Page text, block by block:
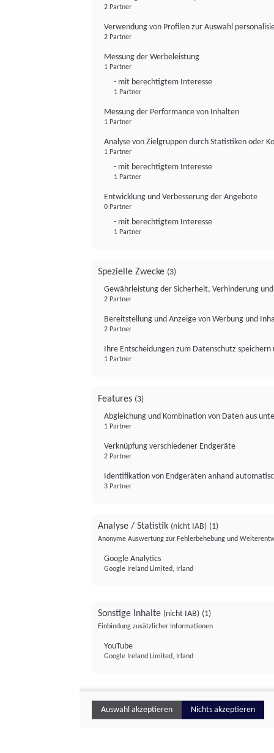
2 Partner
Verwendung von Profilen zur Auswahl
2 Partner
Messung der Werbeleistung
1 Partner
- mit berechtigtem Interesse
1 Partner
Messung der Performance von Inhalten
1 Partner
Analyse von Zielgruppen durch Statistiken oder
1 Partner
- mit berechtigtem Interesse
1 Partner
Entwicklung und Verbesserung der Angebote
0 Partner
- mit berechtigtem Interesse
1 Partner
Spezielle Zwecke (3)
Gewährleistung der Sicherheit, Verhinderung
2 Partner
Bereitstellung und Anzeige von Werbung und
2 Partner
Ihre Entscheidungen zum Datenschutz
1 Partner
Features (3)
Abgleichung und Kombination von Daten aus
1 Partner
Verknüpfung verschiedener Endgeräte
2 Partner
Identifikation von Endgeräten anhand
3 Partner
Analyse / Statistik (nicht IAB) (1)
Anonyme Auswertung zur Fehlerbehebung und
Google Analytics
Google Ireland Limited, Irland
Sonstige Inhalte (nicht IAB) (1)
Einbindung zusätzlicher Informationen
YouTube
Google Ireland Limited, Irland
Auswahl akzeptieren Nichts akzeptieren